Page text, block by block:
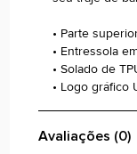
• Parte
• Entressola
• Solado de
• Logo gráfico
Avaliações (0)